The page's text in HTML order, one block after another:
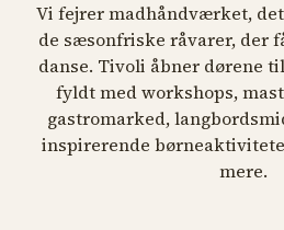
Vi fejrer madhåndværket,
de sæsonfriske råvarer, der
danse. Tivoli åbner dørene
fyldt med workshops,
gastromarked,
inspirerende
mere.